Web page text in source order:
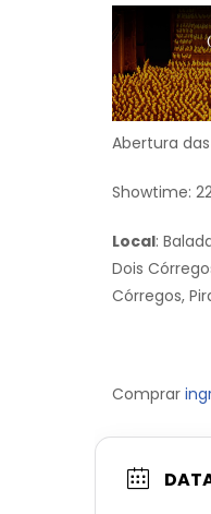
Abertura
Showtime:
Local:
Dois
Córregos,
Comprar